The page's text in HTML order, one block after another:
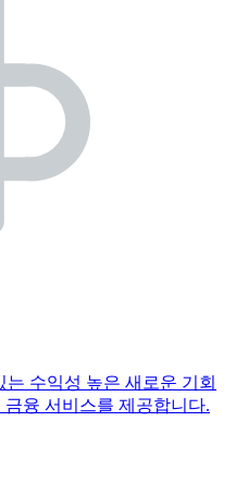
는 수익성 높은 새로운 기회
융 서비스를 제공합니다.